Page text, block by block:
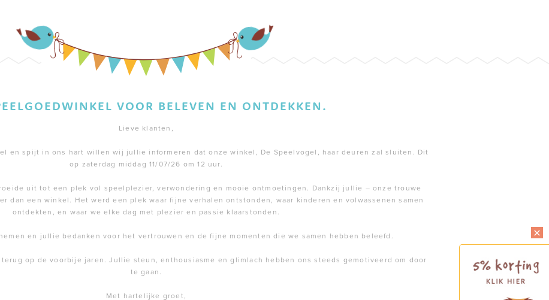
VOOR BELEVEN EN ONTDEKKEN.
Lieve klanten,
en spijt in ons hart willen wij jullie informeren dat onze winkel, De Speelvogel, haar deuren zal sluiten. Dit
op zaterdag middag 11/07/26 om 12 uur.
uit tot een plek vol speelplezier, verwondering en mooie ontmoetingen. Dankzij jullie – onze trouwe
dan een winkel. Het werd een plek waar fijne verhalen ontstonden, waar kinderen en volwassenen samen
ontdekten, en waar we elke dag met plezier en passie klaarstonden.
en jullie bedanken voor het vertrouwen en de fijne momenten die we samen hebben beleefd.
op de voorbije jaren. Jullie steun, enthousiasme en glimlach hebben ons steeds gemotiveerd om door
te gaan.
Met hartelijke groet,